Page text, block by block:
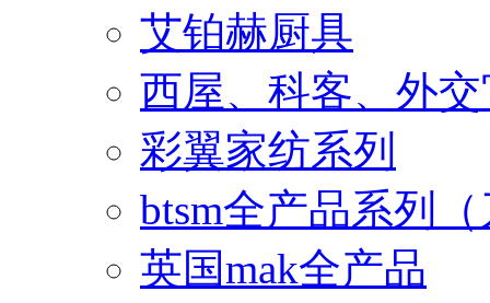
艾铂赫厨具
西屋、科客、外
彩翼家纺系列
btsm全产品系列
英国mak全产品